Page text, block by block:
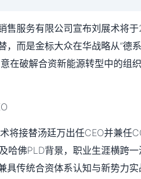
售服务有限公司宣布刘展术将
，而是金标大众在华战略从“德
在破解合资新能源转型中的组
将接替汤廷万出任CEO并兼任
哈佛PLD背景，职业生涯横跨
具传统合资体系认知与新势力